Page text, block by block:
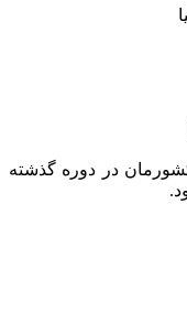
در دوره گذشته